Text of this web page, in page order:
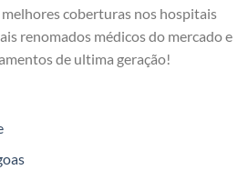
coberturas nos hospitais
renomados médicos do mercado e
de ultima geração!